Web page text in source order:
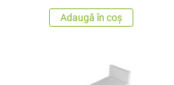
Adaugă în coș